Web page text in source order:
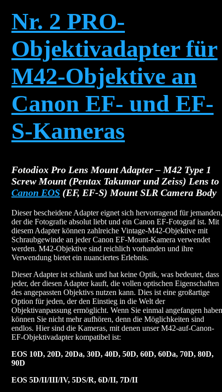
Nr. 2 PRO-
Objektivadapter für
M42-Objektive an
Canon EF- und EF-
S-Kameras
Fotodiox Pro Lens Mount Adapter – M42 Type 1
Screw Mount (Pentax Takumar und Zeiss) Lens to
Canon EOS (EF, EF-S) Mount SLR Camera Body
Dieser bescheidene Adapter eignet sich hervorragend für jemanden,
der die Fotografie absolut liebt und ein Canon EF-Fotograf ist. Mit
diesem Adapter können zahlreiche Vintage-M42-Objektive mit
Schraubgewinde an jeder Canon EF-Mount-Kamera verwendet
werden. M42-Objektive sind reichlich vorhanden und ihre
Verwendung bietet ein nuanciertes Erlebnis.
Dieser Adapter ist schlank und hat keine Optik, was bedeutet, dass
jeder, der diesen Adapter kauft, die vollen optischen Eigenschaften
des angepassten Objektivs nutzen kann. Dies ist eine großartige
Option für jeden, der den Einstieg in die Welt der
Objektivanpassung ermöglicht. Wenn Sie einmal angefangen
können Sie nicht mehr aufhören, denn die Möglichkeiten sind
endlos. Hier sind die Kameras, mit denen unser M42-auf-Canon-
EF-Objektivadapter kompatibel ist:
EOS 10D, 20D, 20Da, 30D, 40D, 50D, 60D, 60Da, 70D, 80D,
90D
EOS 5D/II/III/IV, 5DS/R, 6D/II, 7D/II